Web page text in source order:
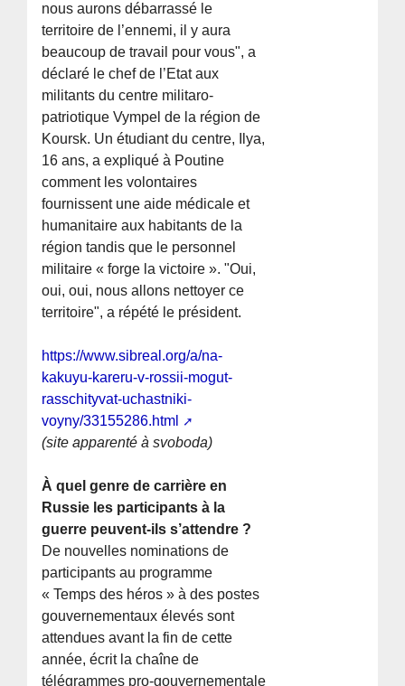
nous aurons débarrassé le
territoire de l’ennemi, il y aura
beaucoup de travail pour vous", a
déclaré le chef de l’Etat aux
militants du centre militaro-
patriotique Vympel de la région de
Koursk. Un étudiant du centre, Ilya,
16 ans, a expliqué à Poutine
comment les volontaires
fournissent une aide médicale et
humanitaire aux habitants de la
région tandis que le personnel
militaire « forge la victoire ». "Oui,
oui, oui, nous allons nettoyer ce
territoire", a répété le président.
https://www.sibreal.org/a/na-
kakuyu-kareru-v-rossii-mogut-
rasschityvat-uchastniki-
voyny/33155286.html
(site apparenté à svoboda)
À quel genre de carrière en
Russie les participants à la
guerre peuvent-ils s’attendre ?
De nouvelles nominations de
participants au programme
« Temps des héros » à des postes
gouvernementaux élevés sont
attendues avant la fin de cette
année, écrit la chaîne de
télégrammes pro-gouvernementale